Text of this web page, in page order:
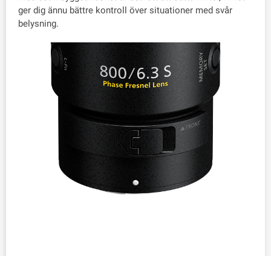
ger dig ännu bättre kontroll över situationer med svår
belysning.